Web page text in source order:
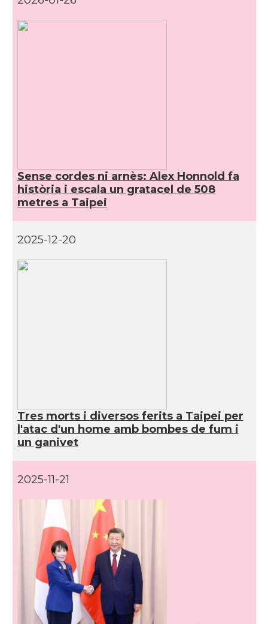
Sense cordes ni arnès: Alex Honnold fa
història i escala un gratacel de 508
metres a Taipei
2025-12-20
Tres morts i diversos ferits a Taipei per
l'atac d'un home amb bombes de fum i
un ganivet
2025-11-21